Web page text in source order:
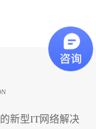
新型IT网络解决